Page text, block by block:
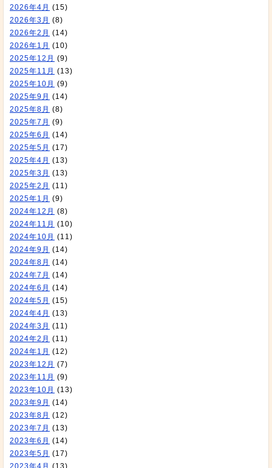
2026年4月 (15)
2026年3月 (8)
2026年2月 (14)
2026年1月 (10)
2025年12月 (9)
2025年11月 (13)
2025年10月 (9)
2025年9月 (14)
2025年8月 (8)
2025年7月 (9)
2025年6月 (14)
2025年5月 (17)
2025年4月 (13)
2025年3月 (13)
2025年2月 (11)
2025年1月 (9)
2024年12月 (8)
2024年11月 (10)
2024年10月 (11)
2024年9月 (14)
2024年8月 (14)
2024年7月 (14)
2024年6月 (14)
2024年5月 (15)
2024年4月 (13)
2024年3月 (11)
2024年2月 (11)
2024年1月 (12)
2023年12月 (7)
2023年11月 (9)
2023年10月 (13)
2023年9月 (14)
2023年8月 (12)
2023年7月 (13)
2023年6月 (14)
2023年5月 (17)
2023年4月 (13)